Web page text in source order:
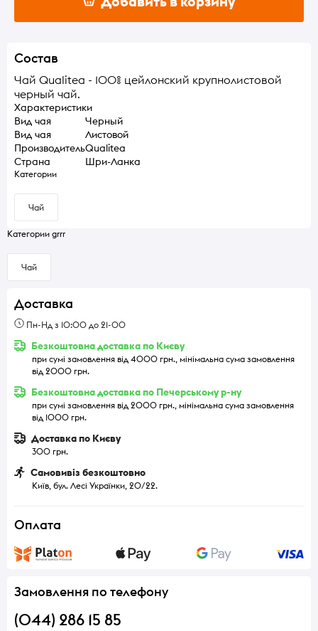
Состав
Чай Qualitea - 100% цейлонский крупнолистовой
черный чай.
Характеристики
Вид чая
Черный
Вид чая
Листовой
ПроизводительQualitea
Страна
Шри-Ланка
Категории
Чай
Категории grrr
Чай
Доставка
Пн-Нд з 10:00 до 21-00
Безкоштовна доставка по Києву
при сумі замовлення від 4000 грн., мінімальна сума замовлення
від 2000 грн.
Безкоштовна доставка по Печерському р-ну
при сумі замовлення від 2000 грн., мінімальна сума замовлення
від 1000 грн.
Доставка по Києву
300 грн.
Самовивіз безкоштовно
Київ, бул. Лесі Українки, 20/22.
Оплата
Замовлення по телефону
(044) 286 15 85